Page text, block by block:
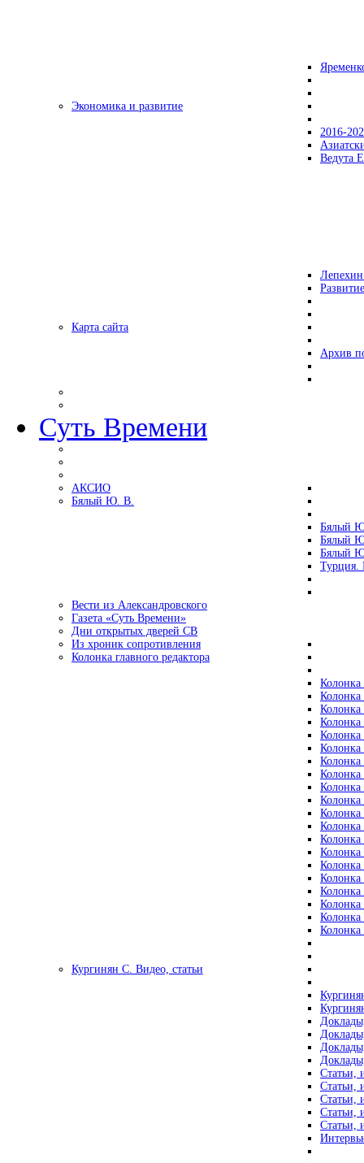
Экономика и развитие
2016-
Ведута
Карта сайта
Архив
Суть Времени
АКСИО
Бялый Ю. В.
Бялый
Бялый
Бялый
Турция.
Вести из Александровского
Газета «Суть Времени»
Дни открытых дверей СВ
Из хроник сопротивления
Колонка главного редактора
Колонка
Колонка
Колонка
Колонка
Колонка
Колонка
Колонка
Колонка
Колонка
Колонка
Колонка
Колонка
Колонка
Колонка
Колонка
Колонка
Колонка
Колонка
Колонка
Колонка
Кургинян С. Видео, статьи
Статьи,
Статьи,
Статьи,
Статьи,
Статьи,